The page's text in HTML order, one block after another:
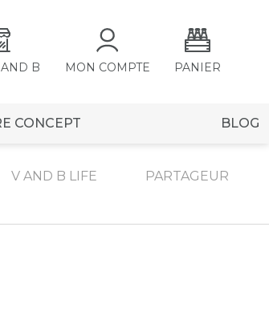
B MON COMPTE PANIER
CONCEPT BLOG
V AND B LIFE PARTAGEUR